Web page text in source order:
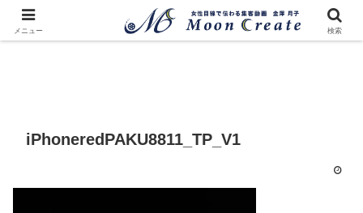
iPhoneredPAKU8811_TP_V1
メニュー 検索